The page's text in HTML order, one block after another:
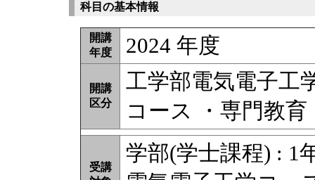
科目の基本情報
開講
年度
2024 年度
開講
区分
工学部電気電子工
コース ・専門教育
受講
学部(学士課程) : 1